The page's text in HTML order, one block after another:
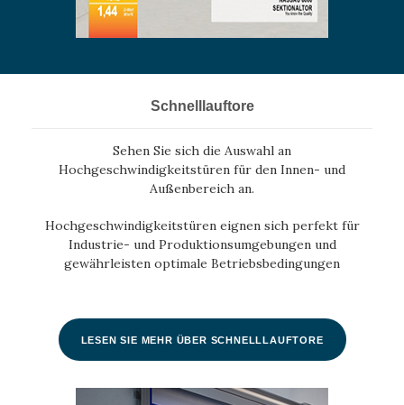
Schnelllauftore
Sehen Sie sich die Auswahl an
Hochgeschwindigkeitstüren für den Innen- und
Außenbereich an.
Hochgeschwindigkeitstüren eignen sich perfekt für
Industrie- und Produktionsumgebungen und
gewährleisten optimale Betriebsbedingungen
LESEN SIE MEHR ÜBER SCHNELLLAUFTORE